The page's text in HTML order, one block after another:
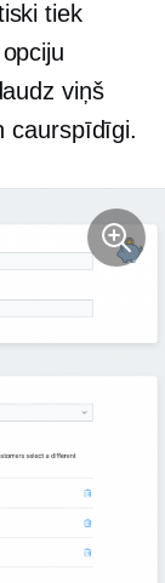
tiek
viņš
caurspīdīgi.